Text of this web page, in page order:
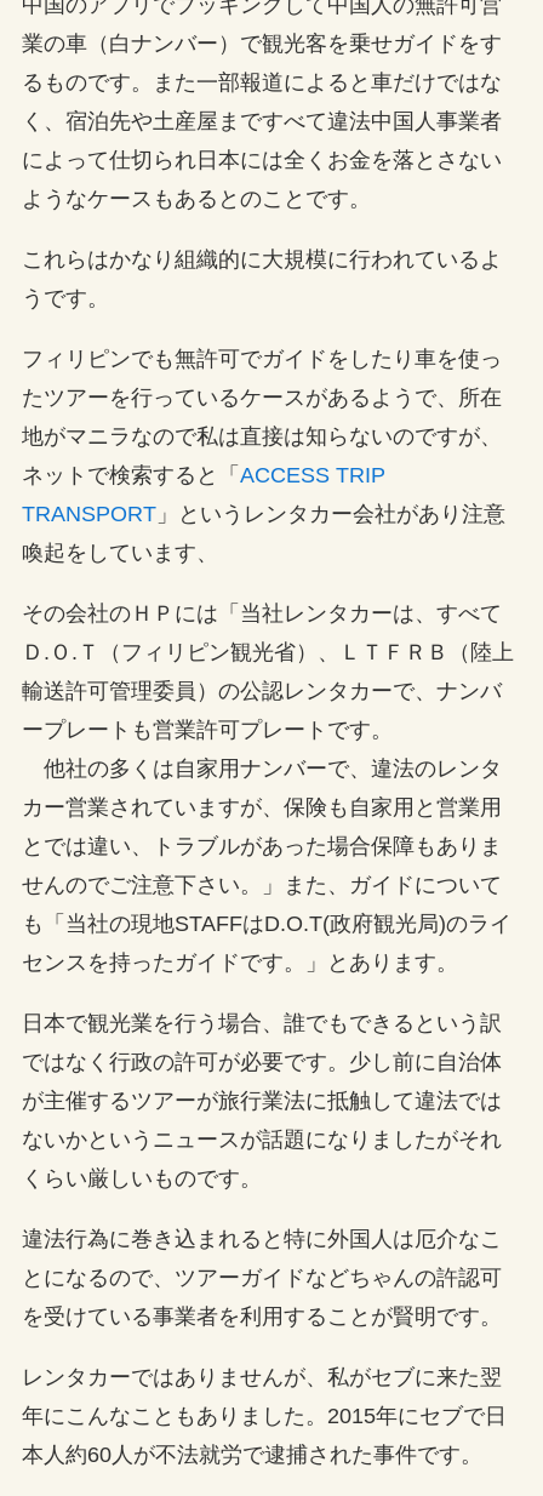
中国のアプリでブッキングして中国人の無許可営
業の車（白ナンバー）で観光客を乗せガイドをす
るものです。また一部報道によると車だけではな
く、宿泊先や土産屋まですべて違法中国人事業者
によって仕切られ日本には全くお金を落とさない
ようなケースもあるとのことです。
これらはかなり組織的に大規模に行われているよ
うです。
フィリピンでも無許可でガイドをしたり車を使っ
たツアーを行っているケースがあるようで、所在
地がマニラなので私は直接は知らないのですが、
ネットで検索すると「 ACCESS TRIP
TRANSPORT」というレンタカー会社があり注意
喚起をしています、
その会社のＨＰには「当社レンタカーは、すべて
Ｄ.Ｏ.Ｔ（フィリピン観光省）、ＬＴＦＲＢ（陸上
輸送許可管理委員）の公認レンタカーで、ナンバ
ープレートも営業許可プレートです。
他社の多くは自家用ナンバーで、違法のレンタ
カー営業されていますが、保険も自家用と営業用
とでは違い、トラブルがあった場合保障もありま
せんのでご注意下さい。」また、ガイドについて
も「当社の現地STAFFはD.O.T(政府観光局)のライ
センスを持ったガイドです。」とあります。
日本で観光業を行う場合、誰でもできるという訳
ではなく行政の許可が必要です。少し前に自治体
が主催するツアーが旅行業法に抵触して違法では
ないかというニュースが話題になりましたがそれ
くらい厳しいものです。
違法行為に巻き込まれると特に外国人は厄介なこ
とになるので、ツアーガイドなどちゃんの許認可
を受けている事業者を利用することが賢明です。
レンタカーではありませんが、私がセブに来た翌
年にこんなこともありました。2015年にセブで日
本人約60人が不法就労で逮捕された事件です。